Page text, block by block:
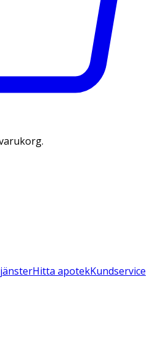
Hitta apotekKundservice